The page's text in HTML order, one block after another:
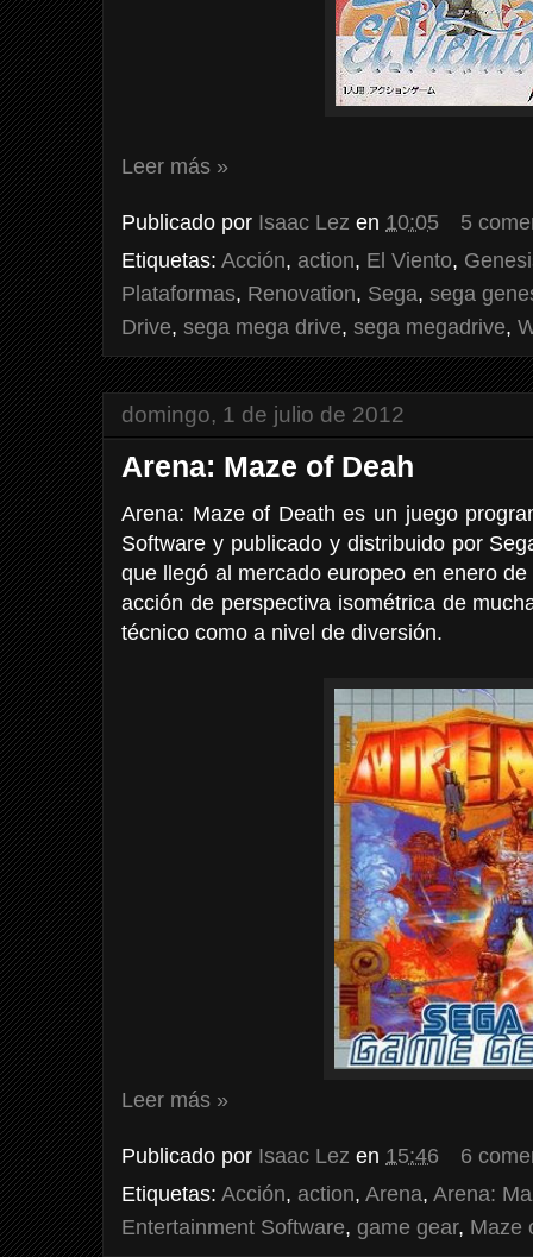
Leer más »
Publicado por Isaac Lez en 10:05
5
Etiquetas: Acción, action, El Viento,
Plataformas, Renovation, Sega, sega
Drive, sega mega drive, sega megadrive,
domingo, 1 de julio de 2012
Arena: Maze of Deah
Arena: Maze of Death es un juego
Software y publicado y distribuido por
que llegó al mercado europeo en enero
acción de perspectiva isométrica de
técnico como a nivel de diversión.
Leer más »
Publicado por Isaac Lez en 15:46
6
Etiquetas: Acción, action, Arena, Arena:
Entertainment Software, game gear, Maze